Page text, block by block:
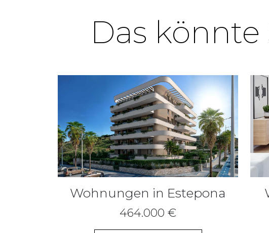
Das
Wohnungen in Estepona
464.000 €